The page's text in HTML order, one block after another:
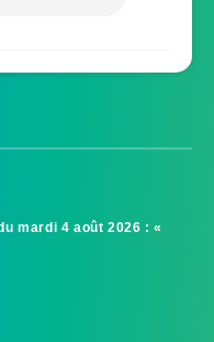
mardi 4 août 2026 : «